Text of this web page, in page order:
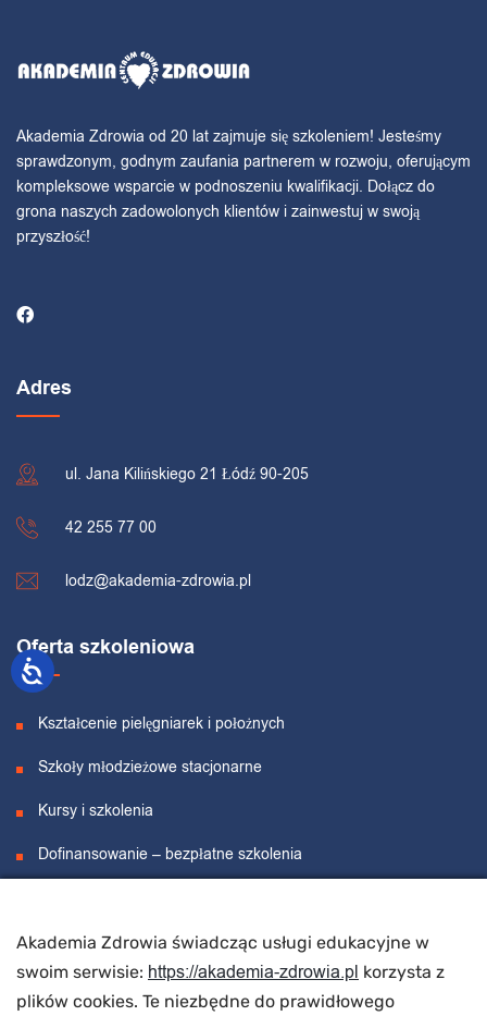
Akademia Zdrowia od 20 lat zajmuje się szkoleniem! Jesteśmy
sprawdzonym, godnym zaufania partnerem w rozwoju, oferującym
kompleksowe wsparcie w podnoszeniu kwalifikacji. Dołącz do
grona naszych zadowolonych klientów i zainwestuj w swoją
przyszłość!
Adres
ul. Jana Kilińskiego 21 Łódź 90-205
42 255 77 00
lodz@akademia-zdrowia.pl
Oferta szkoleniowa
Kształcenie pielęgniarek i położnych
Szkoły młodzieżowe stacjonarne
Kursy i szkolenia
Dofinansowanie – bezpłatne szkolenia
O nas
Akademia Zdrowia świadcząc usługi edukacyjne w
swoim serwisie: https://akademia-zdrowia.pl korzysta z
plików cookies. Te niezbędne do prawidłowego